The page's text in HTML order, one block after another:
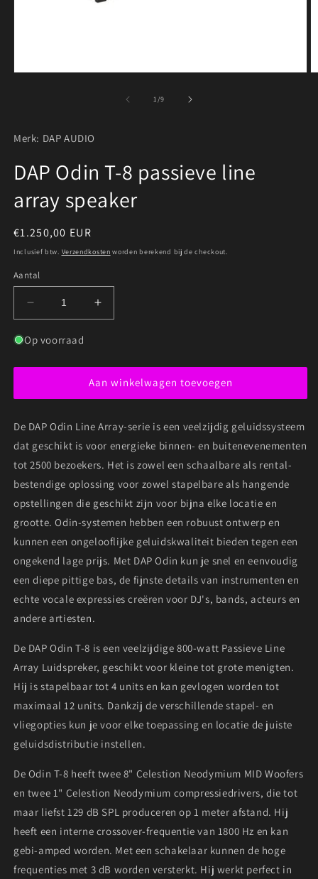
1/van
9
Merk: DAP AUDIO
DAP Odin T-8 passieve line
array speaker
Normale
prijs
€1.250,00 EUR
Inclusief btw. Verzendkosten worden berekend bij de checkout.
Aantal
Aantal
verlagen
voor
Odin
8
line
array
speaker
Aantal
verhogen
Odin
T-
8
line
array
speaker
Op voorraad
Aan winkelwagen toevoegen
De DAP Odin Line Array-serie is een veelzijdig geluidssysteem
dat geschikt is voor energieke binnen- en buitenevenementen
tot 2500 bezoekers. Het is zowel een schaalbare als rental-
bestendige oplossing voor zowel stapelbare als hangende
opstellingen die geschikt zijn voor bijna elke locatie en
grootte. Odin-systemen hebben een robuust ontwerp en
kunnen een ongelooflijke geluidskwaliteit bieden tegen een
ongekend lage prijs. Met DAP Odin kun je snel en eenvoudig
een diepe pittige bas, de fijnste details van instrumenten en
echte vocale expressies creëren voor DJ's, bands, acteurs en
andere artiesten.
De DAP Odin T-8 is een veelzijdige 800-watt Passieve Line
Array Luidspreker, geschikt voor kleine tot grote menigten.
Hij is stapelbaar tot 4 units en kan gevlogen worden tot
maximaal 12 units. Dankzij de verschillende stapel- en
vliegopties kun je voor elke toepassing en locatie de juiste
geluidsdistributie instellen.
De Odin T-8 heeft twee 8" Celestion Neodymium MID Woofers
en twee 1" Celestion Neodymium compressiedrivers, die tot
maar liefst 129 dB SPL produceren op 1 meter afstand. Hij
heeft een interne crossover-frequentie van 1800 Hz en kan
gebi-amped worden. Met een schakelaar kunnen de hoge
frequenties met 3 dB worden versterkt. Hij werkt perfect in